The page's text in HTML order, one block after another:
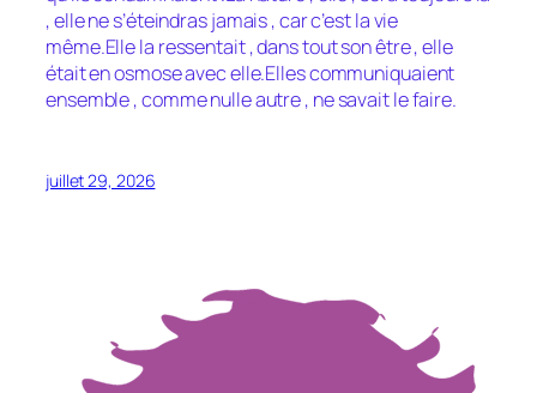
, elle ne s’éteindras jamais , car c’est la vie
même.Elle la ressentait , dans tout son être , elle
était en osmose avec elle.Elles communiquaient
ensemble , comme nulle autre , ne savait le faire.
juillet 29, 2026